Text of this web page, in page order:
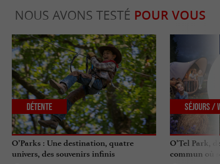
NOUS AVONS TESTÉ POUR VOUS
O’Parks : Une destination, quatre
univers, des souvenirs infinis
Détente
O’Tel Park,
commun où
Séjours /